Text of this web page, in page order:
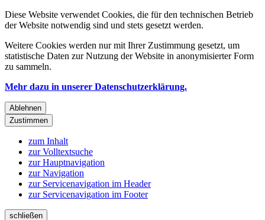
Diese Website verwendet Cookies, die für den technischen Betrieb
der Website notwendig sind und stets gesetzt werden.
Weitere Cookies werden nur mit Ihrer Zustimmung gesetzt, um
statistische Daten zur Nutzung der Website in anonymisierter Form
zu sammeln.
Mehr dazu in unserer Datenschutzerklärung.
Ablehnen
Zustimmen
zum Inhalt
zur Volltextsuche
zur Hauptnavigation
zur Navigation
zur Servicenavigation im Header
zur Servicenavigation im Footer
schließen